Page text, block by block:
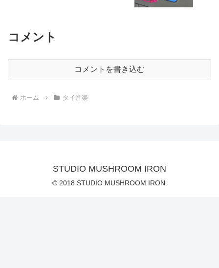
コメント
コメントを書き込む
ホーム タイ音楽
STUDIO MUSHROOM IRON
© 2018 STUDIO MUSHROOM IRON.